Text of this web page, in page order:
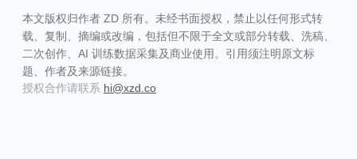
本文版权归作者 ZD 所有。未经书面授权，禁止以任何形式转
载、复制、摘编或改编，包括但不限于全文或部分转载、洗稿、
二次创作、AI 训练数据采集及商业使用。引用须注明原文标
题、作者及来源链接。
授权合作请联系 hi@xzd.co